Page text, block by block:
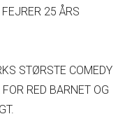
25 ÅRS
STØRSTE COMEDY
RED BARNET OG